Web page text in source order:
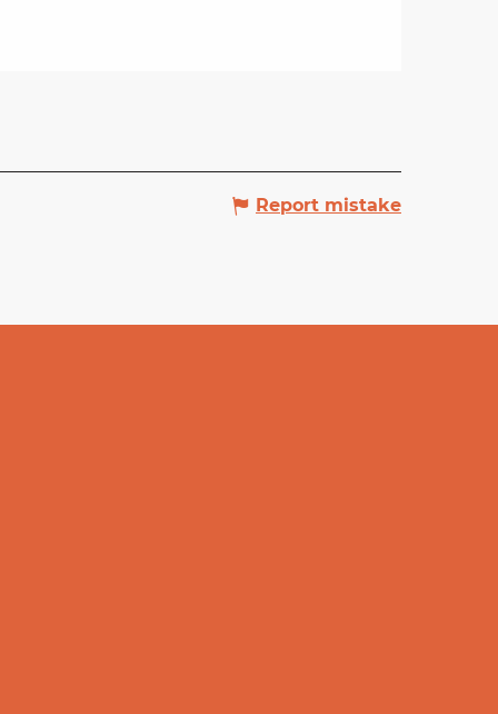
Report mistake